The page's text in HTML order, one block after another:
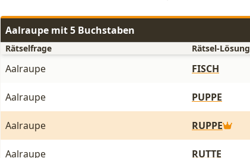
Aalraupe mit 5 Buchstaben
Rätselfrage Rätsel-Lösung
Aalraupe FISCH
Aalraupe PUPPE
Aalraupe RUPPE
Aalraupe RUTTE